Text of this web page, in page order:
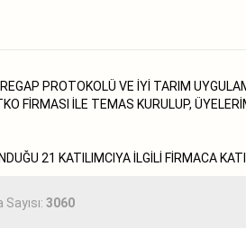
PROTOKOLÜ VE İYİ TARIM
FİRMASI İLE TEMAS KURULUP,
21 KATILIMCIYA İLGİLİ FİRMACA
3060